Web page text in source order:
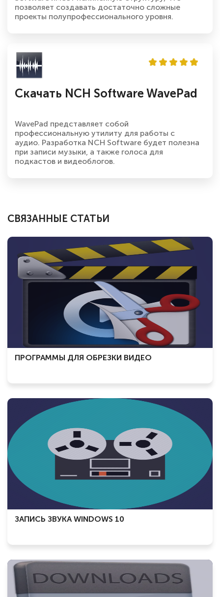
позволяет создавать достаточно сложные
проекты полупрофессионального уровня.
Скачать NCH Software WavePad
WavePad представляет собой
профессиональную утилиту для работы с
аудио. Разработка NCH Software будет полезна
при записи музыки, а также голоса для
подкастов и видеоблогов.
СВЯЗАННЫЕ СТАТЬИ
ПРОГРАММЫ ДЛЯ ОБРЕЗКИ ВИДЕО
ЗАПИСЬ ЗВУКА WINDOWS 10